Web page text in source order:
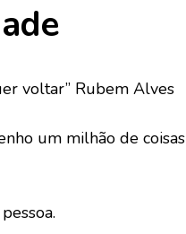
voltar” Rubem Alves
um milhão de coisas